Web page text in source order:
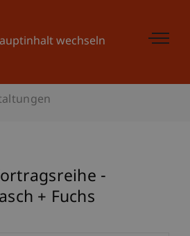
wechseln
-
+ Fuchs